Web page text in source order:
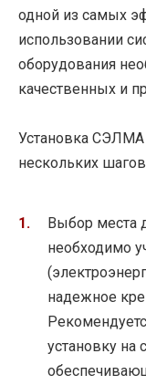
одной из самых
использовании
оборудования
качественных и
Установка
нескольких
Выбор места
необходимо
надежное
установку на